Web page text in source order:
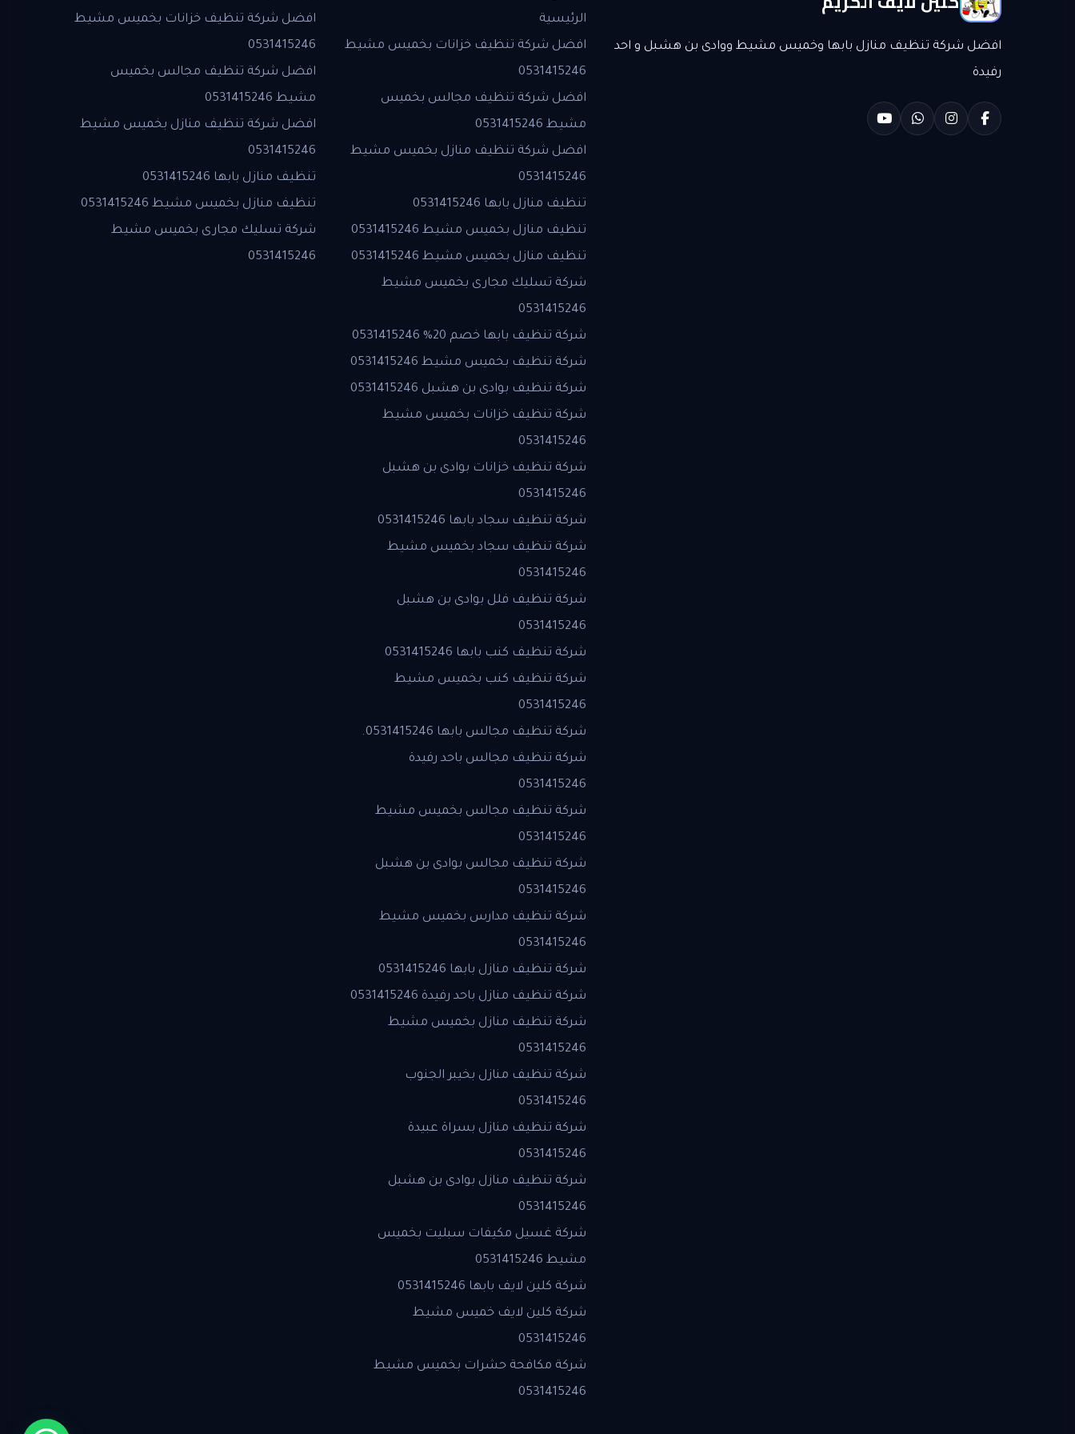
افضل شركة تنظيف منازل بابها وخميس مشيط ووادى بن هشبل و احد
رفيدة
الرئيسية
افضل شركة تنظيف خزانات بخميس مشيط
0531415246
افضل شركة تنظيف مجالس بخميس
مشيط 0531415246
افضل شركة تنظيف منازل بخميس مشيط
0531415246
تنظيف منازل بابها 0531415246
تنظيف منازل بخميس مشيط 0531415246
تنظيف منازل بخميس مشيط 0531415246
شركة تسليك مجارى بخميس مشيط
0531415246
شركة تنظيف بابها خصم 20% 0531415246
شركة تنظيف بخميس مشيط 0531415246
شركة تنظيف بوادى بن هشبل 0531415246
شركة تنظيف خزانات بخميس مشيط
0531415246
شركة تنظيف خزانات بوادى بن هشبل
0531415246
شركة تنظيف سجاد بابها 0531415246
شركة تنظيف سجاد بخميس مشيط
0531415246
شركة تنظيف فلل بوادى بن هشبل
0531415246
شركة تنظيف كنب بابها 0531415246
شركة تنظيف كنب بخميس مشيط
0531415246
شركة تنظيف مجالس بابها 0531415246.
شركة تنظيف مجالس باحد رفيدة
0531415246
شركة تنظيف مجالس بخميس مشيط
0531415246
شركة تنظيف مجالس بوادى بن هشبل
0531415246
شركة تنظيف مدارس بخميس مشيط
0531415246
شركة تنظيف منازل بابها 0531415246
شركة تنظيف منازل باحد رفيدة 0531415246
شركة تنظيف منازل بخميس مشيط
0531415246
شركة تنظيف منازل بخيبر الجنوب
0531415246
شركة تنظيف منازل بسراة عبيدة
0531415246
شركة تنظيف منازل بوادى بن هشبل
0531415246
شركة غسيل مكيفات سبليت بخميس
مشيط 0531415246
شركة كلين لايف بابها 0531415246
شركة كلين لايف خميس مشيط
0531415246
شركة مكافحة حشرات بخميس مشيط
0531415246
افضل شركة تنظيف خزانات بخميس مشيط
0531415246
افضل شركة تنظيف مجالس بخميس
مشيط 0531415246
افضل شركة تنظيف منازل بخميس مشيط
0531415246
تنظيف منازل بابها 0531415246
تنظيف منازل بخميس مشيط 0531415246
شركة تسليك مجارى بخميس مشيط
0531415246